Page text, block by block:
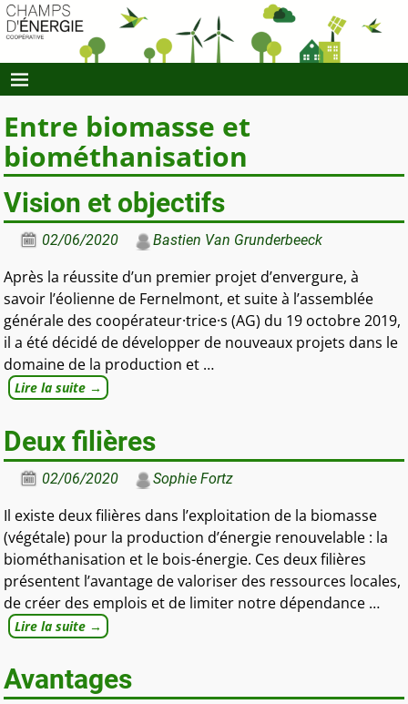
Entre biomasse et
biométhanisation
Vision et objectifs
02/06/2020 Bastien Van Grunderbeeck
Après la réussite d’un premier projet d’envergure, à
savoir l’éolienne de Fernelmont, et suite à l’assemblée
générale des coopérateur·trice·s (AG) du 19 octobre 2019,
il a été décidé de développer de nouveaux projets dans le
domaine de la production et …
Lire la suite →
Deux filières
02/06/2020 Sophie Fortz
Il existe deux filières dans l’exploitation de la biomasse
(végétale) pour la production d’énergie renouvelable : la
biométhanisation et le bois-énergie. Ces deux filières
présentent l’avantage de valoriser des ressources locales,
de créer des emplois et de limiter notre dépendance …
Lire la suite →
Avantages